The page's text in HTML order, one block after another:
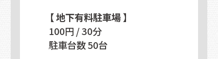
【 地下有料駐車場 】
100円 / 30分
駐車台数 50台